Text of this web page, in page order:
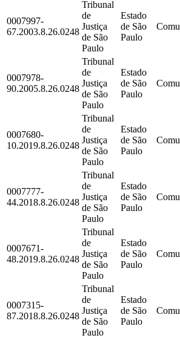
0007997-
67.2003.8.26.0248
Tribunal
de
Justiça
de São
Paulo
Estado
de São
Paulo
0007978-
90.2005.8.26.0248
Tribunal
de
Justiça
de São
Paulo
Estado
de São
Paulo
0007680-
10.2019.8.26.0248
Tribunal
de
Justiça
de São
Paulo
Estado
de São
Paulo
0007777-
44.2018.8.26.0248
Tribunal
de
Justiça
de São
Paulo
Estado
de São
Paulo
0007671-
48.2019.8.26.0248
Tribunal
de
Justiça
de São
Paulo
Estado
de São
Paulo
0007315-
87.2018.8.26.0248
Tribunal
de
Justiça
de São
Paulo
Estado
de São
Paulo